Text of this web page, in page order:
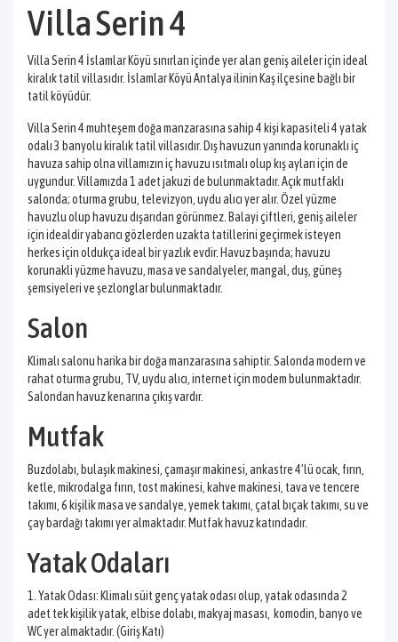
Villa Serin 4
Villa Serin 4 İslamlar Köyü sınırları içinde yer alan geniş aileler için ideal
kiralık tatil villasıdır. İslamlar Köyü Antalya ilinin Kaş ilçesine bağlı bir
tatil köyüdür.
Villa Serin 4 muhteşem doğa manzarasına sahip 4 kişi kapasiteli 4 yatak
odalı 3 banyolu kiralık tatil villasıdır. Dış havuzun yanında korunaklı iç
havuza sahip olna villamızın iç havuzu ısıtmalı olup kış ayları için de
uygundur. Villamızda 1 adet jakuzi de bulunmaktadır. Açık mutfaklı
salonda; oturma grubu, televizyon, uydu alıcı yer alır. Özel yüzme
havuzlu olup havuzu dışarıdan görünmez. Balayi çiftleri, geniş aileler
için idealdir yabancı gözlerden uzakta tatillerini geçirmek isteyen
herkes için oldukça ideal bir yazlık evdir. Havuz başında; havuzu
korunakli yüzme havuzu, masa ve sandalyeler, mangal, duş, güneş
şemsiyeleri ve şezlonglar bulunmaktadır.
Salon
Klimalı salonu harika bir doğa manzarasına sahiptir. Salonda modern ve
rahat oturma grubu, TV, uydu alıcı, internet için modem bulunmaktadır.
Salondan havuz kenarına çıkış vardır.
Mutfak
Buzdolabı, bulaşık makinesi, çamaşır makinesi, ankastre 4’lü ocak, fırın,
ketle, mikrodalga fırın, tost makinesi, kahve makinesi, tava ve tencere
takımı, 6 kişilik masa ve sandalye, yemek takımı, çatal bıçak takımı, su ve
çay bardağı takımı yer almaktadır. Mutfak havuz katındadır.
Yatak Odaları
1. Yatak Odası: Klimalı süit genç yatak odası olup, yatak odasında 2
adet tek kişilik yatak, elbise dolabı, makyaj masası, komodin, banyo ve
WC yer almaktadır. (Giriş Katı)